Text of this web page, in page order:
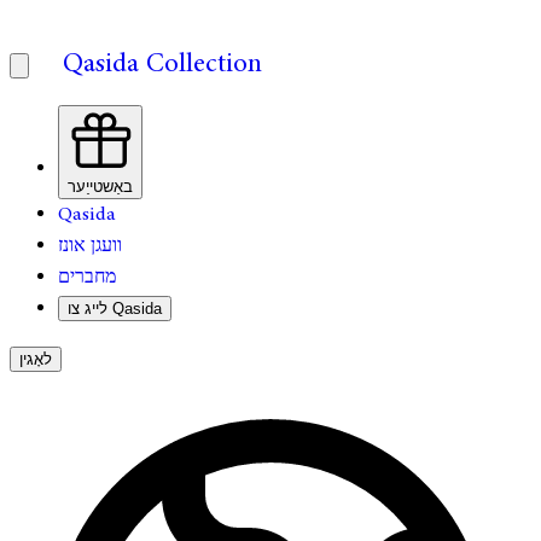
Qasida Collection
באַשטייַער
Qasida
וועגן אונז
מחברים
לייג צו Qasida
לאָגין